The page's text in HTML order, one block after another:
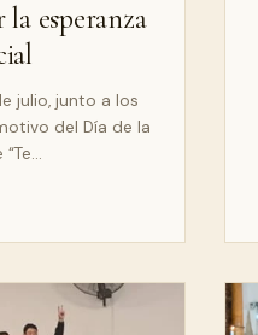
esperanza
julio, junto a los
del Día de la